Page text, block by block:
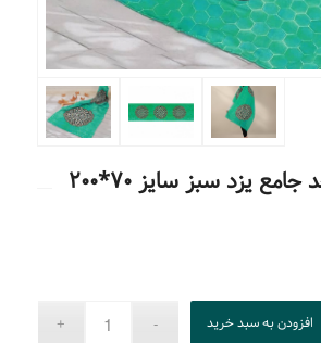
یزد سبز سایز ۷۰*۲۰۰
افزودن به سبد خرید